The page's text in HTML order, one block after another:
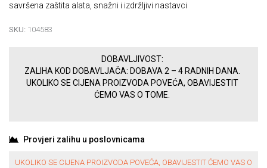
savršena zaštita alata, snažni i izdržljivi nastavci
SKU: 104583
DOBAVLJIVOST:
ZALIHA KOD DOBAVLJAČA: DOBAVA 2 – 4 RADNIH DANA.
UKOLIKO SE CIJENA PROIZVODA POVEĆA, OBAVIJESTIT
ĆEMO VAS O TOME.
Provjeri zalihu u poslovnicama
UKOLIKO SE CIJENA PROIZVODA POVEĆA, OBAVIJESTIT ĆEMO VAS O